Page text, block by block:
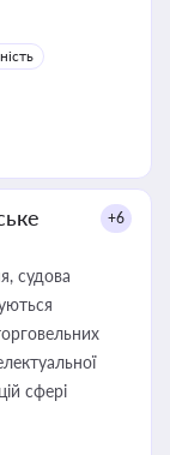
+6
судова
сфері